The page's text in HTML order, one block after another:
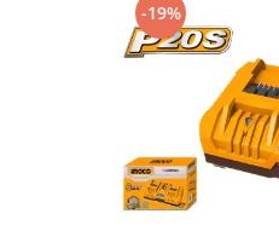
Unelte pentru grădină
Motoforeze și Burghie de Pământ
-19%